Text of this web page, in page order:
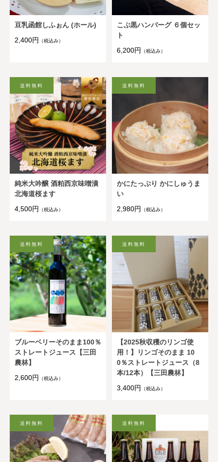
豆乳函館しふぉん (ホール)
2,400円
（税込み）
こぶ黒ハンバーグ ６個セッ
ト
6,200円
（税込み）
純米大吟醸 酒粕西京味噌漬
北海道桜ます
4,500円
（税込み）
かにたっぷり かにしゅうま
い
2,980円
（税込み）
ブルーベリーそのまま100％
ストレートジュース【三田
農林】
2,600円
（税込み）
【2025秋収穫のリンゴ使
用！】リンゴそのまま 10
0％ストレートジュース（8
本/12本）【三田農林】
3,400円
（税込み）